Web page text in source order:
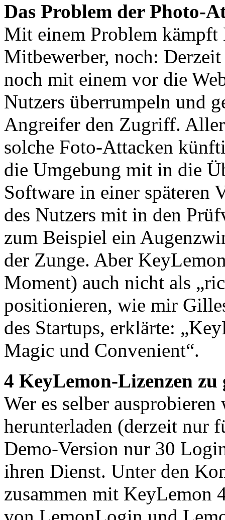
Das Problem der Photo-
Mit einem Problem
Mitbewerber, noch:
noch mit einem vor die
Nutzers überrumpeln und
Angreifer den Zugriff.
solche Foto-Attacken
die Umgebung mit in die
Software in einer späteren
des Nutzers mit in den
zum Beispiel ein
der Zunge. Aber
Moment) auch nicht als
positionieren, wie mir
des Startups, erklärte:
Magic und Convenient“.
4 KeyLemon-Lizenzen zu
Wer es selber
herunterladen (derzeit nur
Demo-Version nur 30
ihren Dienst. Unter den
zusammen mit KeyLemon